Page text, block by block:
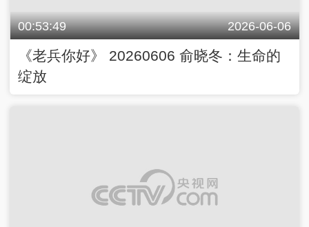
00:53:49 2026-06-06
《老兵你好》 20260606 俞晓冬：生命的
绽放